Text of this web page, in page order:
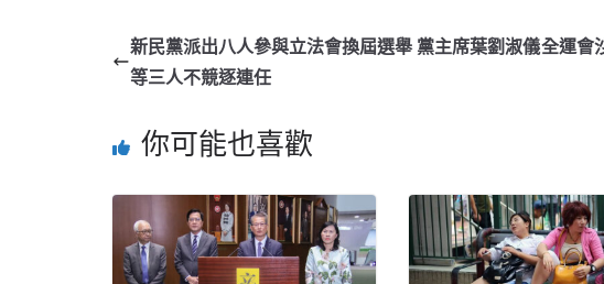
新民黨派出八人參與立法會換屆選舉 黨主席葉劉淑儀
等三人不競逐連任
全運會
你可能也喜歡